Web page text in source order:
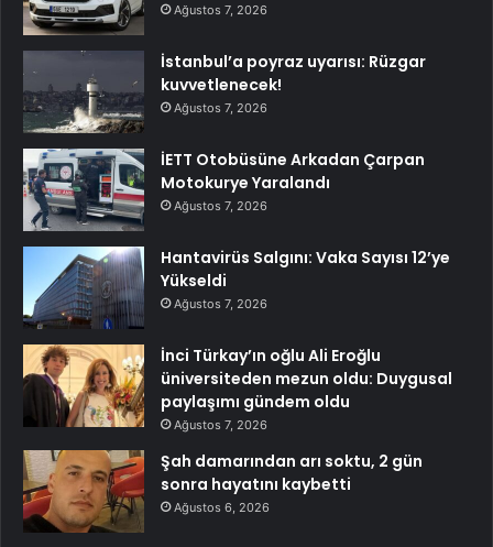
Ağustos 7, 2026
İstanbul’a poyraz uyarısı: Rüzgar
kuvvetlenecek!
Ağustos 7, 2026
İETT Otobüsüne Arkadan Çarpan
Motokurye Yaralandı
Ağustos 7, 2026
Hantavirüs Salgını: Vaka Sayısı 12’ye
Yükseldi
Ağustos 7, 2026
İnci Türkay’ın oğlu Ali Eroğlu
üniversiteden mezun oldu: Duygusal
paylaşımı gündem oldu
Ağustos 7, 2026
Şah damarından arı soktu, 2 gün
sonra hayatını kaybetti
Ağustos 6, 2026